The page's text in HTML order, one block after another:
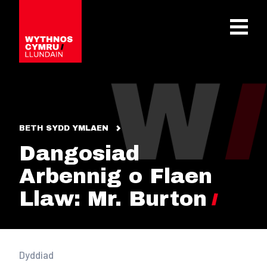
OPEN
BETH SYDD YMLAEN
Dangosiad
Arbennig o Flaen
Llaw: Mr. Burton
Dyddiad